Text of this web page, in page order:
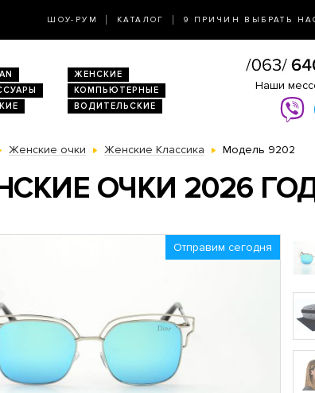
ШОУ-РУМ КАТАЛОГ 9 ПРИЧИН ВЫБРАТЬ
ЖЕНСКИЕ
КОМПЬЮТЕРНЫЕ
ВОДИТЕЛЬСКИЕ
Наши
Женские очки Женские Классика Модель 9202
ОЧКИ 2026
Отправим сегодня